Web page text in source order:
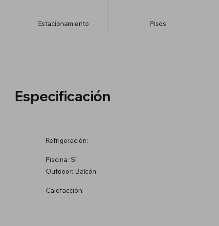
Estacionamiento ​Pisos
Especificación
Refrigeración:
Piscina: Sí
Outdoor: Balcón
Calefacción: